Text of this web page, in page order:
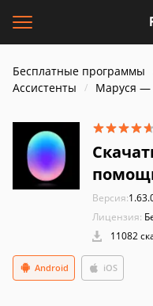
Бесплатные программы
Ассистенты
Маруся —
Версия:
Лицензия:
11082
Android iOS